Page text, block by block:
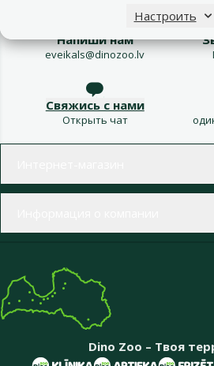
Настроить
Напиши нам
eveikals@dinozoo.lv
Свяжись с нами
Открыть чат
Dino Zoo – Твоя